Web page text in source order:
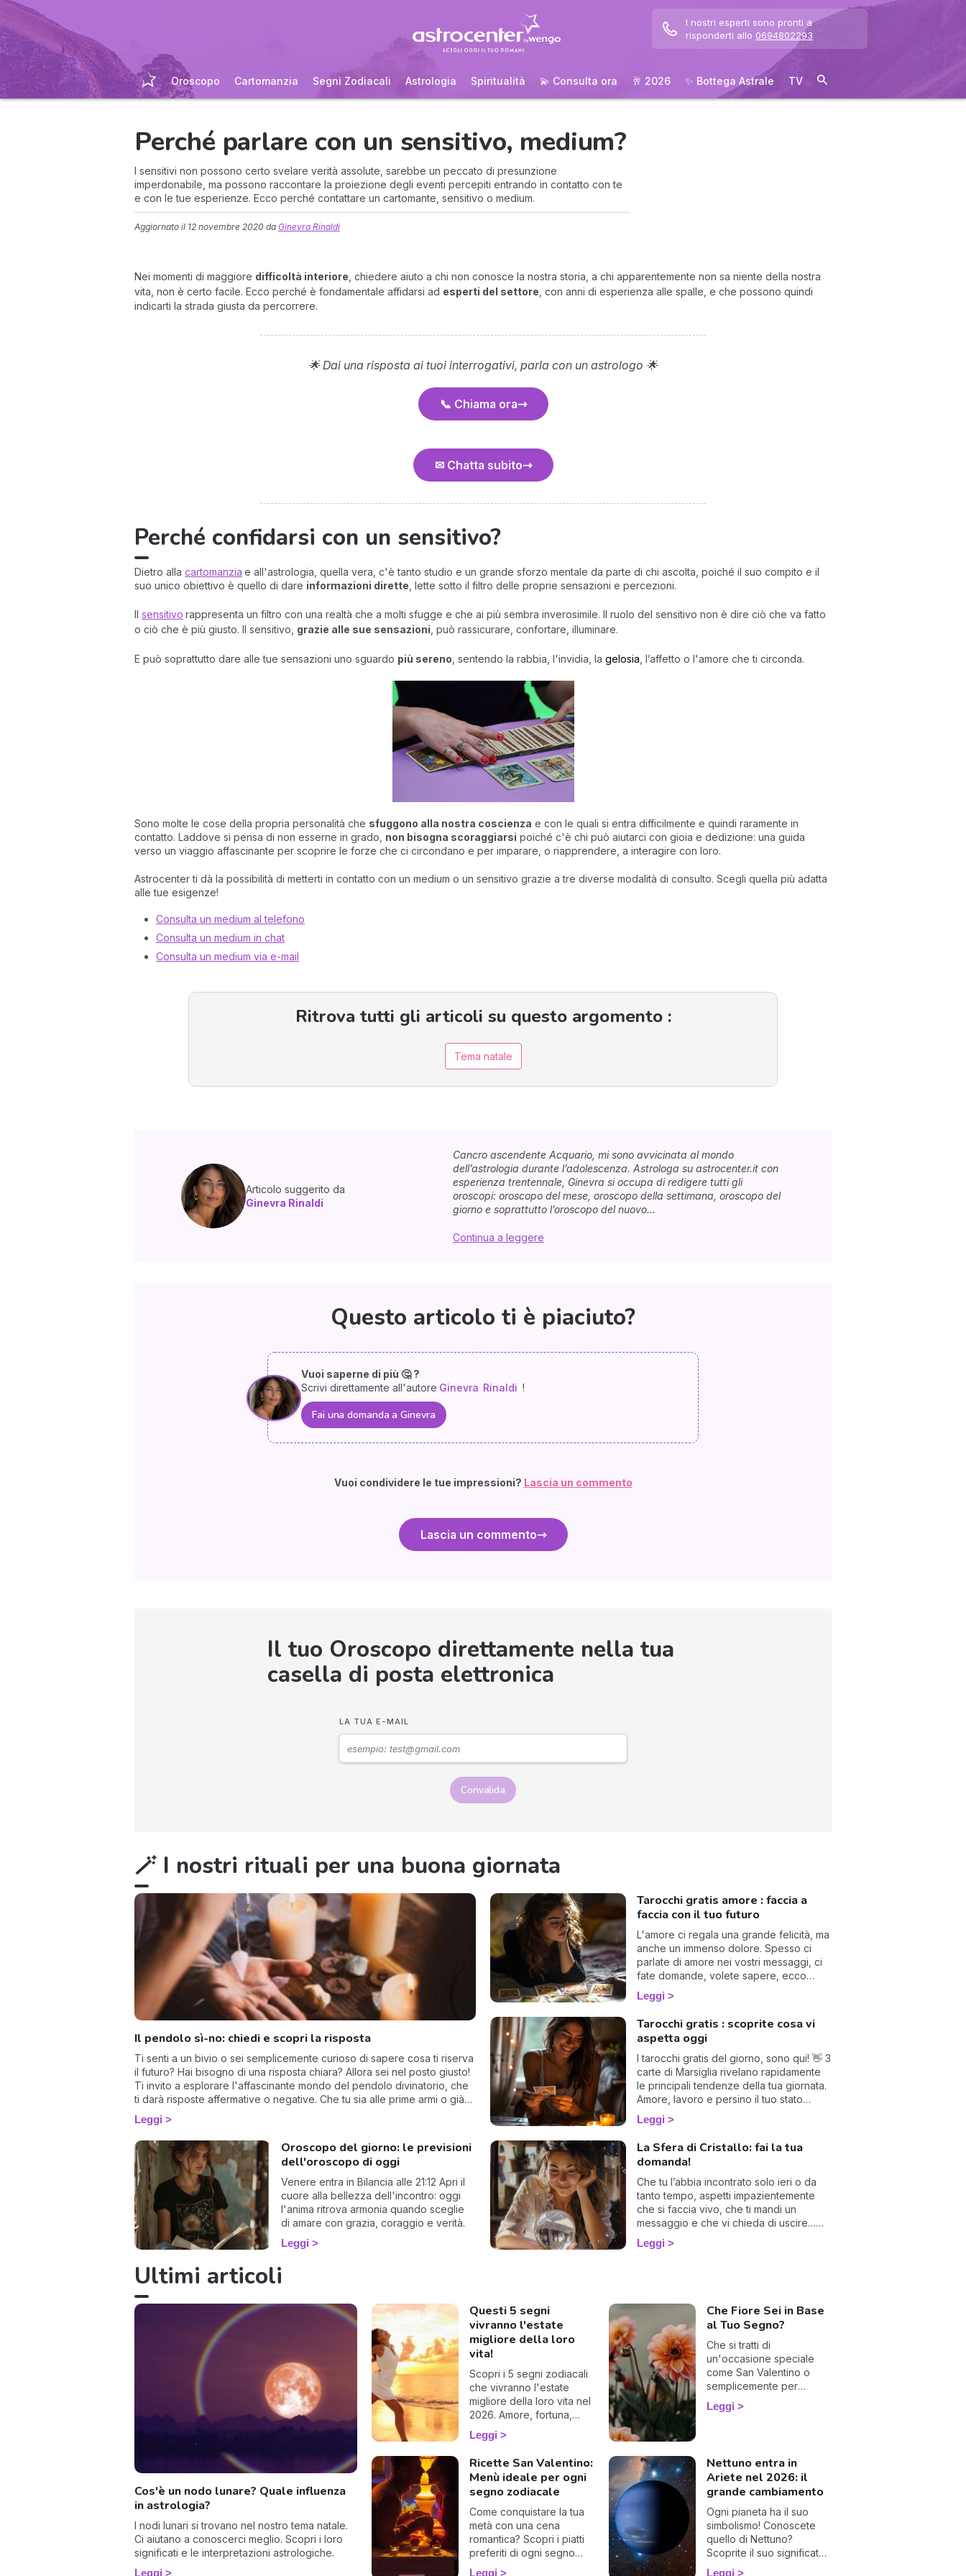
I nostri esperti sono pronti a
risponderti allo 0694802293
Oroscopo Cartomanzia Segni Zodiacali Astrologia Spiritualità 💫 Consulta ora 🥂 2026 ✨ Bottega Astrale TV
Perché parlare con un sensitivo, medium?
I sensitivi non possono certo svelare verità assolute, sarebbe un peccato di presunzione
imperdonabile, ma possono raccontare la proiezione degli eventi percepiti entrando in contatto con te
e con le tue esperienze. Ecco perché contattare un cartomante, sensitivo o medium.
Aggiornato il 12 novembre 2020 da Ginevra Rinaldi
Nei momenti di maggiore difficoltà interiore , chiedere aiuto a chi non conosce la nostra storia, a chi apparentemente non sa niente della nostra
vita, non è certo facile. Ecco perché è fondamentale affidarsi ad esperti del settore , con anni di esperienza alle spalle, e che possono quindi
indicarti la strada giusta da percorrere.
🌟 Dai una risposta ai tuoi interrogativi, parla con un astrologo 🌟
📞 Chiama ora
✉ Chatta subito
Perché confidarsi con un sensitivo?
Dietro alla cartomanzia e all'astrologia, quella vera, c'è tanto studio e un grande sforzo mentale da parte di chi ascolta, poiché il suo compito e il
suo unico obiettivo è quello di dare informazioni dirette , lette sotto il filtro delle proprie sensazioni e percezioni.
Il sensitivo rappresenta un filtro con una realtà che a molti sfugge e che ai più sembra inverosimile. Il ruolo del sensitivo non è dire ciò che va fatto
o ciò che è più giusto. Il sensitivo, grazie alle sue sensazioni , può rassicurare, confortare, illuminare.
E può soprattutto dare alle tue sensazioni uno sguardo più sereno , sentendo la rabbia, l'invidia, la gelosia , l’affetto o l'amore che ti circonda.
Sono molte le cose della propria personalità che sfuggono alla nostra coscienza e con le quali si entra difficilmente e quindi raramente in
contatto. Laddove si pensa di non esserne in grado, non bisogna scoraggiarsi poiché c'è chi può aiutarci con gioia e dedizione: una guida
verso un viaggio affascinante per scoprire le forze che ci circondano e per imparare, o riapprendere, a interagire con loro.
Astrocenter ti dà la possibilità di metterti in contatto con un medium o un sensitivo grazie a tre diverse modalità di consulto. Scegli quella più adatta
alle tue esigenze!
Consulta un medium al telefono
Consulta un medium in chat
Consulta un medium via e-mail
Ritrova tutti gli articoli su questo argomento :
Tema natale
Articolo suggerito da
Ginevra Rinaldi
Cancro ascendente Acquario, mi sono avvicinata al mondo
dell’astrologia durante l’adolescenza. Astrologa su astrocenter.it con
esperienza trentennale, Ginevra si occupa di redigere tutti gli
oroscopi: oroscopo del mese, oroscopo della settimana, oroscopo del
giorno e soprattutto l’oroscopo del nuovo...
Continua a leggere
Questo articolo ti è piaciuto?
Vuoi saperne di più 🤔 ?
Scrivi direttamente all'autore Ginevra Rinaldi !
Fai una domanda a Ginevra
Vuoi condividere le tue impressioni? Lascia un commento
Lascia un commento
Il tuo Oroscopo direttamente nella tua
casella di posta elettronica
LA TUA E-MAIL
Convalida
🪄 I nostri rituali per una buona giornata
Il pendolo sì-no: chiedi e scopri la risposta
Ti senti a un bivio o sei semplicemente curioso di sapere cosa ti riserva
il futuro? Hai bisogno di una risposta chiara? Allora sei nel posto giusto!
Ti invito a esplorare l'affascinante mondo del pendolo divinatorio, che
ti darà risposte affermative o negative. Che tu sia alle prime armi o già
un devoto, potrebbe illuminarti in modo sorprendente.
Leggi
Tarocchi gratis amore : faccia a
faccia con il tuo futuro
L'amore ci regala una grande felicità, ma
anche un immenso dolore. Spesso ci
parlate di amore nei vostri messaggi, ci
fate domande, volete sapere, ecco
perché abbiamo deciso di creare
questa speciale pagina di
tarocchi dell'amore, compatibilità,
consigli... troverai tutto qui, buon
divertimento! 💖
Leggi
Tarocchi gratis : scoprite cosa vi
aspetta oggi
I tarocchi gratis del giorno, sono qui! 👋 3
carte di Marsiglia rivelano rapidamente
le principali tendenze della tua giornata.
Amore, lavoro e persino il tuo stato
d'animo: saprai tutto. Concentrati e gira 3
carte per scoprire cosa ti riserva la
giornata
Leggi
Oroscopo del giorno: le previsioni
dell'oroscopo di oggi
Venere entra in Bilancia alle 21:12 Apri il
cuore alla bellezza dell'incontro: oggi
l'anima ritrova armonia quando sceglie
di amare con grazia, coraggio e verità.
Leggi
La Sfera di Cristallo: fai la tua
domanda!
Che tu l’abbia incontrato solo ieri o da
tanto tempo, aspetti impazientemente
che si faccia vivo, che ti mandi un
messaggio e che vi chieda di uscire…
Ma nulla, per il momento tutto tace. Sei
proprio sicuro che stia pensando a te?
Leggi
Ultimi articoli
Cos'è un nodo lunare? Quale influenza
in astrologia?
I nodi lunari si trovano nel nostro tema natale.
Ci aiutano a conoscerci meglio. Scopri i loro
significati e le interpretazioni astrologiche.
Leggi
Questi 5 segni
vivranno l'estate
migliore della loro
vita!
Scopri i 5 segni zodiacali
che vivranno l'estate
migliore della loro vita nel
2026. Amore, fortuna,
successo e grandi svolte:
gli astri favoriscono questi
Leggi
Che Fiore Sei in Base
al Tuo Segno?
Che si tratti di
un'occasione speciale
come San Valentino o
semplicemente per
rallegrare la quotidianità,
la scelta dei fiori può
astrologa, ti guida nella
scelta indicandoti il fiore
che corrisponde a
ciascun segno zodiacale
e il suo significato.
Successo garantito!
Leggi
Ricette San Valentino:
Menù ideale per ogni
segno zodiacale
Come conquistare la tua
metà con una cena
romantica? Scopri i piatti
preferiti di ogni segno
zodiacale, perfetti per
Leggi
Nettuno entra in
Ariete nel 2026: il
grande cambiamento
Ogni pianeta ha il suo
simbolismo! Conoscete
quello di Nettuno?
Scoprite il suo significato
in astrologia.
Leggi